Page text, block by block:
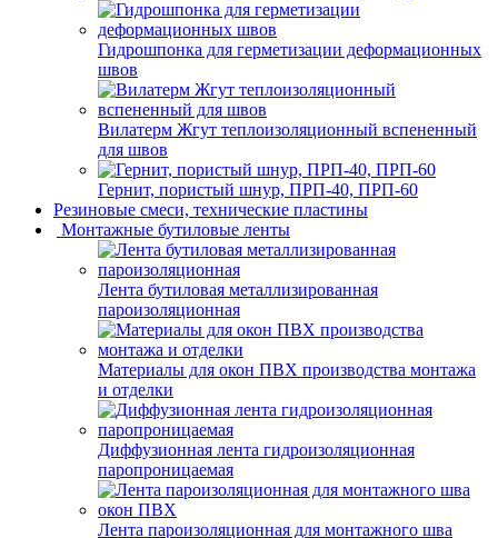
Гидрошпонка для герметизации деформационных
швов
Вилатерм Жгут теплоизоляционный вспененный
для швов
Гернит, пористый шнур, ПРП-40, ПРП-60
Резиновые смеси, технические пластины
Монтажные бутиловые ленты
Лента бутиловая металлизированная
пароизоляционная
Материалы для окон ПВХ производства монтажа
и отделки
Диффузионная лента гидроизоляционная
паропроницаемая
Лента пароизоляционная для монтажного шва